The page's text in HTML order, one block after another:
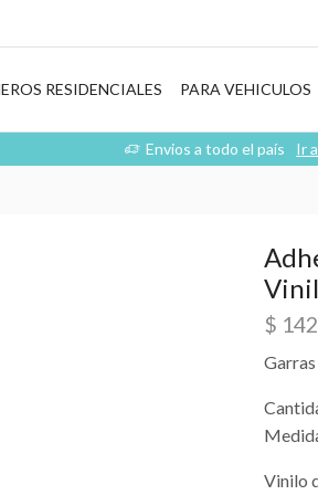
RESIDENCIALES PARA VEHICULOS
Envios a todo el país Ir
$
Vinilo